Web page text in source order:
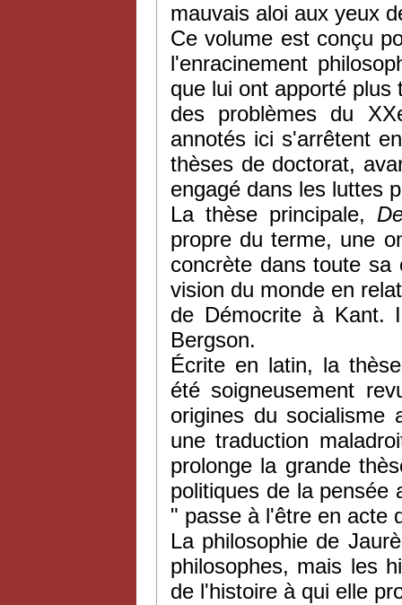
mauvais aloi aux yeux
Ce volume est conçu
l'enracinement
que lui ont apporté
des problèmes du
annotés ici s'arrêtent
thèses de doctorat,
engagé dans les luttes
La thèse principale,
propre du terme, une
concrète dans toute
vision du monde en
de Démocrite à Kant.
Bergson.
Écrite en latin, la
été soigneusement
origines du socialisme
une traduction
prolonge la grande
politiques de la pensée
" passe à l'être en acte
La philosophie de
philosophes, mais les
de l'histoire à qui elle